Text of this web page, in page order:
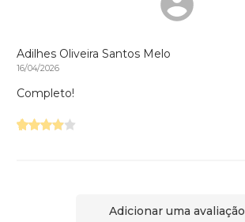
Adilhes Oliveira Santos Melo
16/04/2026
Completo!
Adicionar uma avaliação